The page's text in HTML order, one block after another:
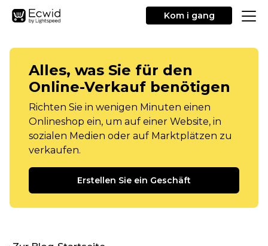
Kom i gang
Alles, was Sie für den
Online-Verkauf benötigen
Richten Sie in wenigen Minuten einen
Onlineshop ein, um auf einer Website, in
sozialen Medien oder auf Marktplätzen zu
verkaufen.
Erstellen Sie ein Geschäft